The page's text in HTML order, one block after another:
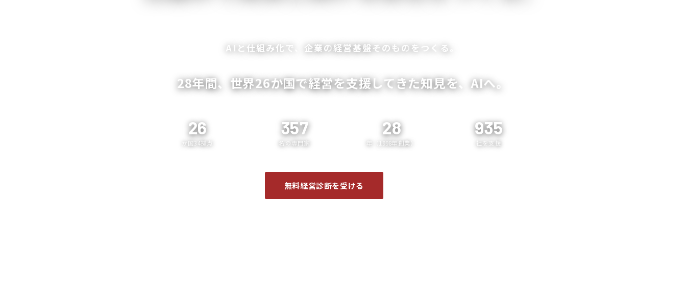
AIと仕組み化で、 企業の経営基盤そのもの をつくる。
28年間、世界26か国で経営を支援してきた知見を、AIへ。
26
か国34拠点
357
名の専門家
28
年（1998年創業）
935
社を支援
無料経営診断を受ける